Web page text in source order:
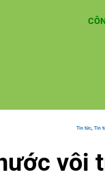
Tin tức, Tin
vôi